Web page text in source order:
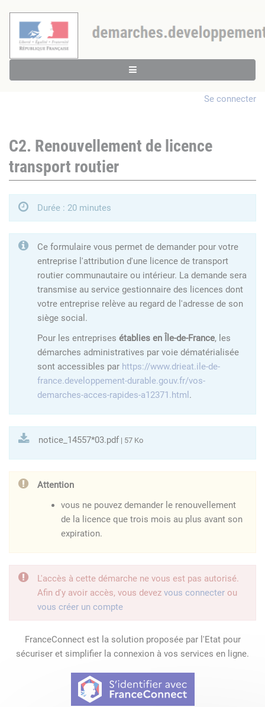
Se connecter
C2. Renouvellement de licence
transport routier
Durée : 20 minutes
Ce formulaire vous permet de demander pour votre
entreprise l'attribution d'une licence de transport
routier communautaire ou intérieur. La demande sera
transmise au service gestionnaire des licences dont
votre entreprise relève au regard de l'adresse de son
siège social.
Pour les entreprises établies en Île-de-France, les
démarches administratives par voie dématérialisée
sont accessibles par https://www.drieat.ile-de-
france.developpement-durable.gouv.fr/vos-
demarches-acces-rapides-a12371.html .
notice_14557*03.pdf | 57 Ko
Attention
vous ne pouvez demander le renouvellement
de la licence que trois mois au plus avant son
expiration.
L'accès à cette démarche ne vous est pas autorisé.
Afin d'y avoir accès, vous devez vous connecter ou
vous créer un compte
FranceConnect est la solution proposée par l'Etat pour
sécuriser et simplifier la connexion à vos services en ligne.